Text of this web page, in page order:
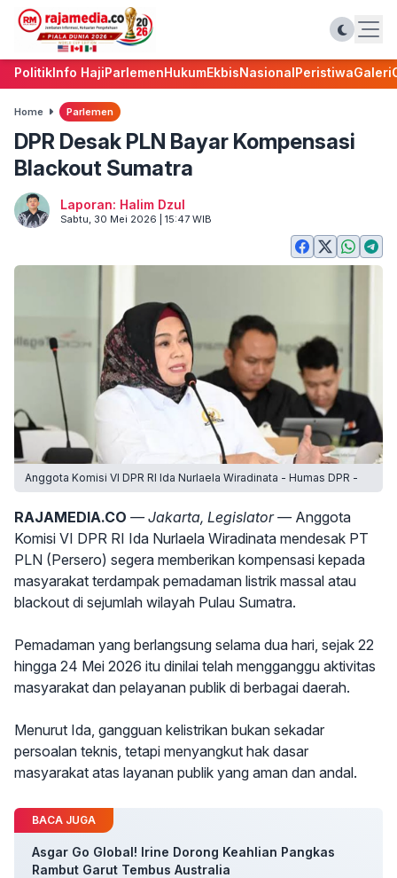
PolitikInfo HajiParlemenHukumEkbisNasionalPeristiwaGaleri
Home Parlemen
DPR Desak PLN Bayar Kompensasi
Blackout Sumatra
Laporan: Halim Dzul
Sabtu, 30 Mei 2026 | 15:47 WIB
Anggota Komisi VI DPR RI Ida Nurlaela Wiradinata - Humas DPR -
RAJAMEDIA.CO — Jakarta, Legislator —Anggota
Komisi VI DPR RI Ida Nurlaela Wiradinata mendesak PT
PLN (Persero) segera memberikan kompensasi kepada
masyarakat terdampak pemadaman listrik massal atau
blackout di sejumlah wilayah Pulau Sumatra.
Pemadaman yang berlangsung selama dua hari, sejak 22
hingga 24 Mei 2026 itu dinilai telah mengganggu aktivitas
masyarakat dan pelayanan publik di berbagai daerah.
Menurut Ida, gangguan kelistrikan bukan sekadar
persoalan teknis, tetapi menyangkut hak dasar
masyarakat atas layanan publik yang aman dan andal.
BACA JUGA
Asgar Go Global! Irine Dorong Keahlian Pangkas
Rambut Garut Tembus Australia